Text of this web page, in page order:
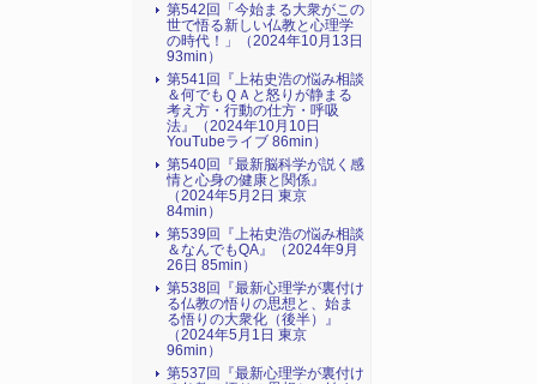
第542回「今始まる大衆がこの
世で悟る新しい仏教と心理学
の時代！」（2024年10月13日
93min）
第541回『上祐史浩の悩み相談
＆何でもＱＡと怒りが静まる
考え方・行動の仕方・呼吸
法』（2024年10月10日
YouTubeライブ 86min）
第540回『最新脳科学が説く感
情と心身の健康と関係』
（2024年5月2日 東京
84min）
第539回『上祐史浩の悩み相談
＆なんでもQA』（2024年9月
26日 85min）
第538回『最新心理学が裏付け
る仏教の悟りの思想と、始ま
る悟りの大衆化（後半）』
（2024年5月1日 東京
96min）
第537回『最新心理学が裏付け